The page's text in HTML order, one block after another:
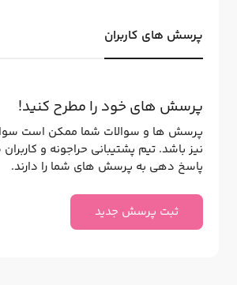
پرسش های کاربران
پرسش های خود را مطرح کنید!
پرسش ها و سوالات شما ممکن است
نیز باشد. تیم پشتیبانی حراجونه و
پاسخ دهی به پرسش های شما را دارند.
ثبت پرسش جدید